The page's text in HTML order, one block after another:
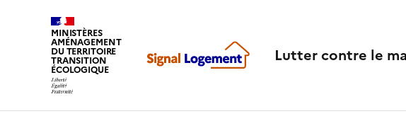
MINISTÈRES
AMÉNAGEMENT
DU TERRITOIRE
TRANSITION
ÉCOLOGIQUE
Lutter contre le